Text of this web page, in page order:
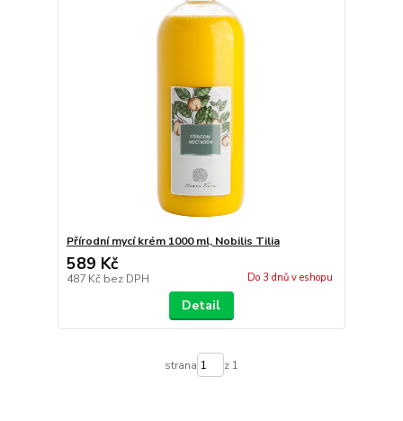
Přírodní mycí krém 1000 ml, Nobilis Tilia
589 Kč
487 Kč bez DPH Do 3 dnů v eshopu
Detail
strana z 1